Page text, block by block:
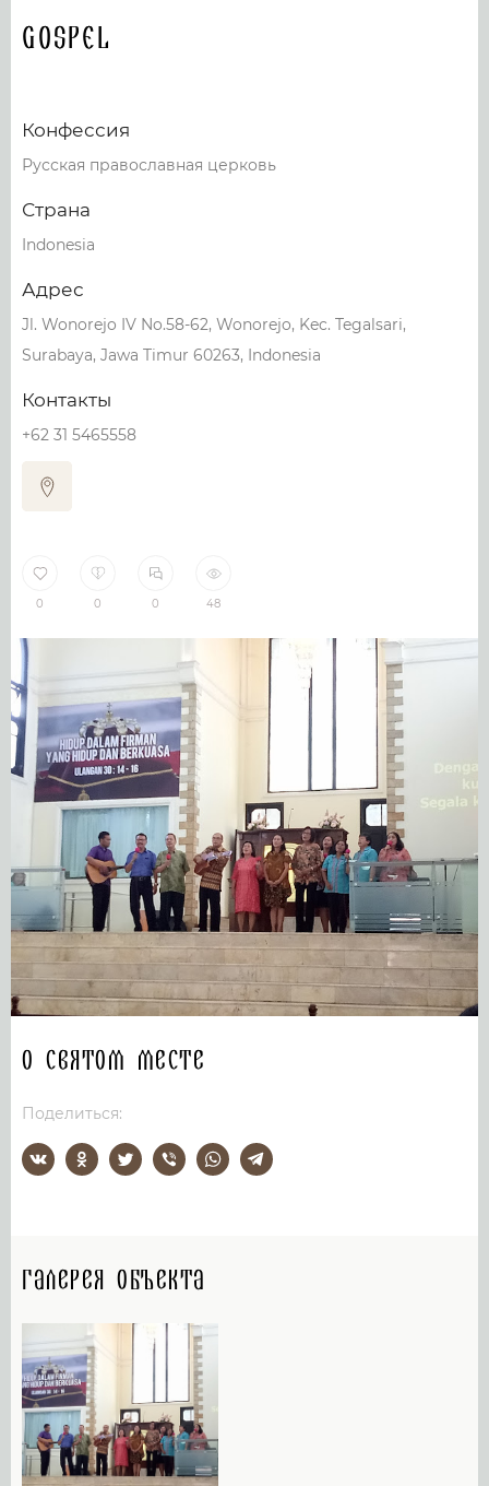
Gospel
Конфессия
Русская православная церковь
Страна
Indonesia
Адрес
Jl. Wonorejo IV No.58-62, Wonorejo, Kec. Tegalsari,
Surabaya, Jawa Timur 60263, Indonesia
Контакты
+62 31 5465558
0 0 0 48
О святом месте
Поделиться:
Галерея объекта